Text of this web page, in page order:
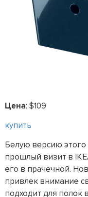
Цена: $109
купить
Белую версию
прошлый визит в
его в прачечной.
привлек внимание
подходит для